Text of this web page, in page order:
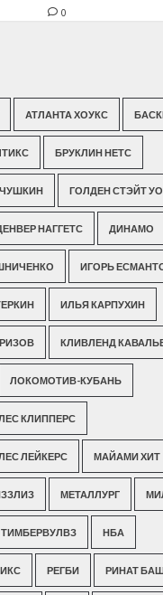
0
АТЛАНТА ХОУКС
БРУКЛИН НЕТС
ГОЛДЕН СТЭЙТ
НАГГЕТС ДИНАМО
ИГОРЬ
ИЛЬЯ КАРПУХИН
КЛИВЛЕНД
ЛОКОМОТИВ-КУБАНЬ
КЛИППЕРС
ЛЕЙКЕРС МАЙАМИ ХИТ
МЕТАЛЛУРГ
НБА
РЕГБИ РИНАТ